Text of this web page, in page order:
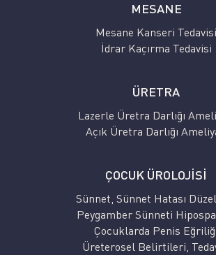
MESANE
Mesane Kanseri Tedavisi
İdrar Kaçırma Tedavisi
ÜRETRA
Lazerle Üretra Darlığı
Açık Üretra Darlığı
ÇOCUK ÜROLOJİSİ
Sünnet, Sünnet Hatası
Peygamber Sünneti
Çocuklarda Penis
Üreterosel Belirtileri,